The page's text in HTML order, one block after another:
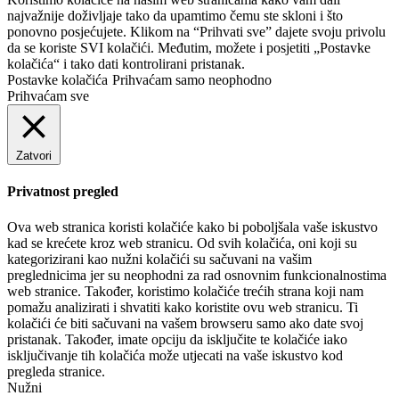
najvažnije doživljaje tako da upamtimo čemu ste skloni i što
ponovno posjećujete. Klikom na “Prihvati sve” dajete svoju privolu
da se koriste SVI kolačići. Međutim, možete i posjetiti „Postavke
kolačića“ i tako dati kontrolirani pristanak.
Postavke kolačića Prihvaćam samo neophodno
Prihvaćam sve
Zatvori
Privatnost pregled
Ova web stranica koristi kolačiće kako bi poboljšala vaše iskustvo
kad se krećete kroz web stranicu. Od svih kolačića, oni koji su
kategorizirani kao nužni kolačići su sačuvani na vašim
preglednicima jer su neophodni za rad osnovnim funkcionalnostima
web stranice. Također, koristimo kolačiće trećih strana koji nam
pomažu analizirati i shvatiti kako koristite ovu web stranicu. Ti
kolačići će biti sačuvani na vašem browseru samo ako date svoj
pristanak. Također, imate opciju da isključite te kolačiće iako
isključivanje tih kolačića može utjecati na vaše iskustvo kod
pregleda stranice.
Nužni